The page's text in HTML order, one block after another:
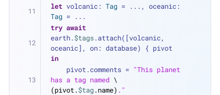
let volcanic: Tag = ...
Tag = ...
try await
earth.$tags.attach([volcanic,
in
    pivot.comments
= "This planet
has a tag named \
(pivot.$tag.name) ."